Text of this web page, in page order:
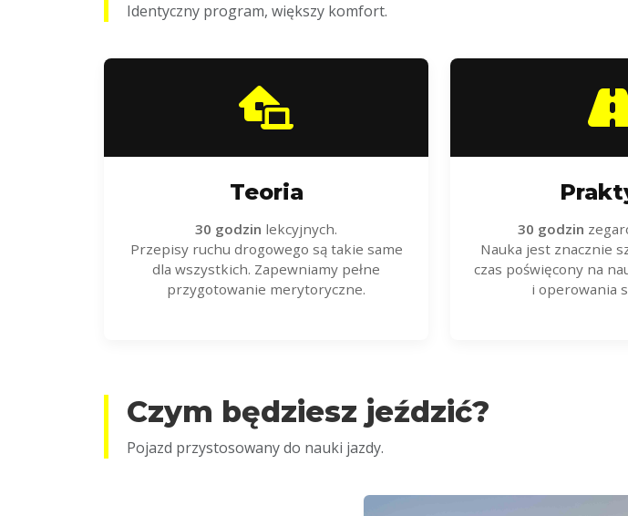
Identyczny program, większy komfort.
Teoria
30 godzin lekcyjnych.
Przepisy ruchu drogowego są takie same
dla wszystkich. Zapewniamy pełne
przygotowanie merytoryczne.
30 godzin
Nauka jest znacznie
czas poświęcony na
i operowania
Czym będziesz jeździć?
Pojazd przystosowany do nauki jazdy.